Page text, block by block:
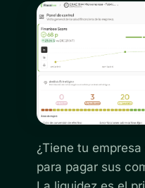
¿Tiene tu
para pagar sus